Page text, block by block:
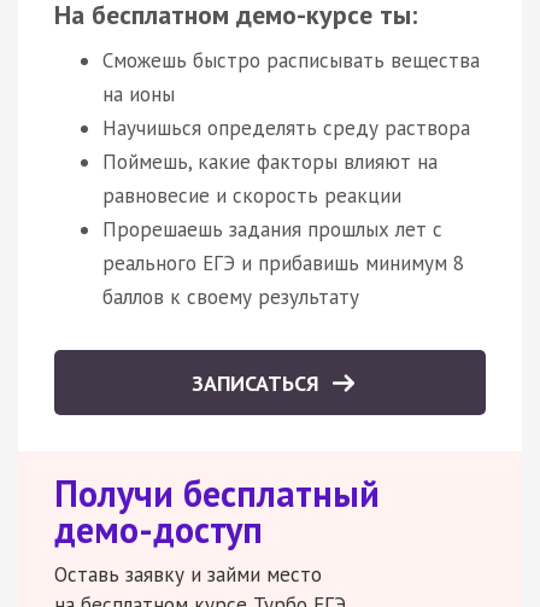
На бесплатном демо-курсе ты:
Сможешь быстро расписывать вещества
на ионы
Научишься определять среду раствора
Поймешь, какие факторы влияют на
равновесие и скорость реакции
Прорешаешь задания прошлых лет с
реального ЕГЭ и прибавишь минимум 8
баллов к своему результату
ЗАПИСАТЬСЯ
Получи бесплатный
демо-доступ
Оставь заявку и займи место